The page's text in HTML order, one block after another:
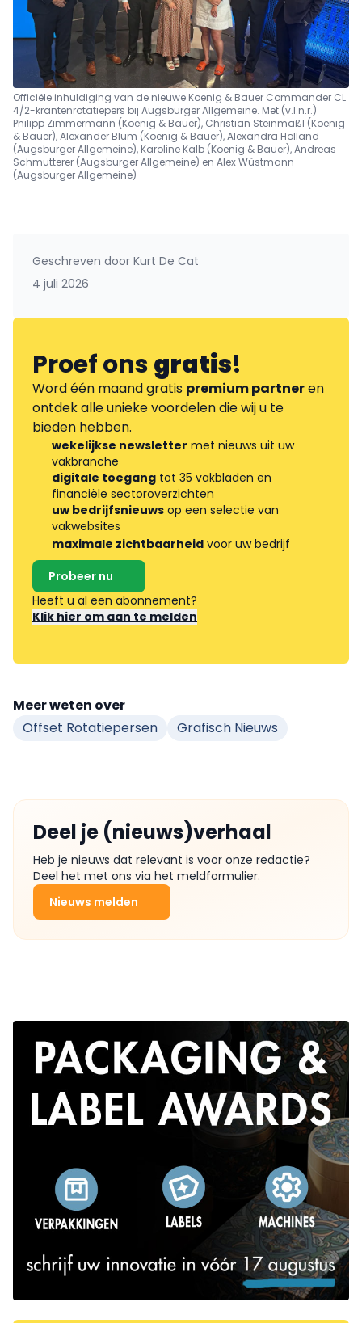
Officiële inhuldiging van de nieuwe Koenig & Bauer Commander CL
4/2-krantenrotatiepers bij Augsburger Allgemeine. Met (v.l.n.r.)
Philipp Zimmermann (Koenig & Bauer), Christian Steinmaßl (Koenig
& Bauer), Alexander Blum (Koenig & Bauer), Alexandra Holland
(Augsburger Allgemeine), Karoline Kalb (Koenig & Bauer), Andreas
Schmutterer (Augsburger Allgemeine) en Alex Wüstmann
(Augsburger Allgemeine)
Geschreven door Kurt De Cat
4 juli 2026
Proef onsgratis!
Word één maand gratis premium partneren
ontdek alle unieke voordelen die wij u te
bieden hebben.
wekelijkse newsletter met nieuws uit uw
vakbranche
digitale toegang tot 35 vakbladen en
financiële sectoroverzichten
uw bedrijfsnieuws op een selectie van
vakwebsites
maximale zichtbaarheid voor uw bedrijf
Probeer nu
Heeft u al een abonnement?
Klik hier om aan te melden
Meer weten over
Offset Rotatiepersen
Grafisch Nieuws
Deel je (nieuws)verhaal
Heb je nieuws dat relevant is voor onze redactie?
Deel het met ons via het meldformulier.
Nieuws melden